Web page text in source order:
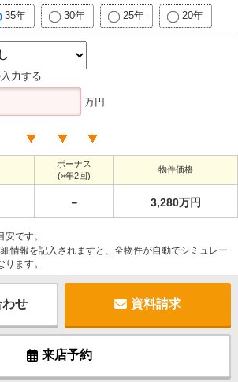
35年 30年 25年 20年
力する
万円
ボーナス
(×年2回)
物件価格
－ 3,280万円
です。
情報を記入されますと、全物件が自動でシミュレー
ます。
せ 資料請求
来店予約